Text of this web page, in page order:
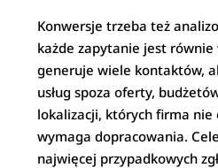
Konwersje trzeba też
każde zapytanie jest równie
generuje wiele kontaktów,
usług spoza oferty,
lokalizacji, których firma nie
wymaga dopracowania.
najwięcej przypadkowych